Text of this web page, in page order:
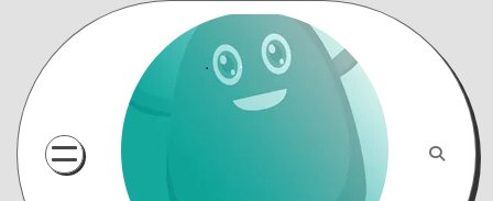
content